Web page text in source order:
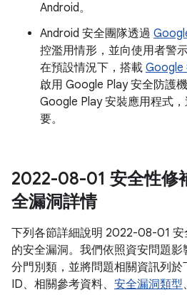
Android。
Android 安全團隊透過
控濫用情形，並向使用者警
在預設情況下，搭載 Google
啟用 Google Play 安全防護
Google Play 安裝應用程式
要。
2022-08-01 安全性修
全漏洞詳情
下列各節詳細說明 2022-08-01 安
的安全漏洞。我們依照資安問題
分門別類，並將問題相關資訊列於
ID、相關參考資料、 安全漏洞類型、